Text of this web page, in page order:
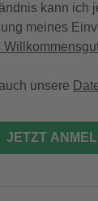
kann ich
meines
unsere
JETZT